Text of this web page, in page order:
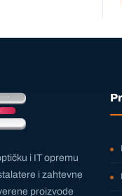
i IT opremu
i zahtevne
proizvode